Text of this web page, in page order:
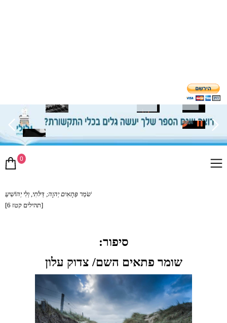
0
שֹׁמֵר פְּתָאִים יְהוָה; דַּלֹּתִי, וְלִי יְהוֹשִׁיעַ
[תהילים קטז 6]
סיפור:
שומר פתאים השם/ צדוק עלון